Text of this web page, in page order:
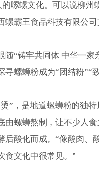
嗦螺文化。可以说柳州
螺霸王食品科技有限公司
随“铸牢共同体 中华一家
螺蛳粉成为“团结粉”“
”，是地道螺蛳粉的独
由螺蛳熬制，让不少人
后酸化而成。“像酸肉、
食文化中很常见。”